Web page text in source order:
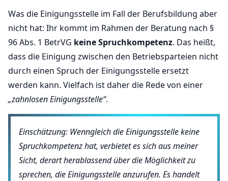
Was die Einigungsstelle im Fall der Berufsbildung aber
nicht hat: Ihr kommt im Rahmen der Beratung nach §
96 Abs. 1 BetrVG keine Spruchkompetenz. Das heißt,
dass die Einigung zwischen den Betriebsparteien nicht
durch einen Spruch der Einigungsstelle ersetzt
werden kann. Vielfach ist daher die Rede von einer
„zahnlosen Einigungsstelle“.
Einschätzung: Wenngleich die Einigungsstelle keine
Spruchkompetenz hat, verbietet es sich aus meiner
Sicht, derart herablassend über die Möglichkeit zu
sprechen, die Einigungsstelle anzurufen. Es handelt